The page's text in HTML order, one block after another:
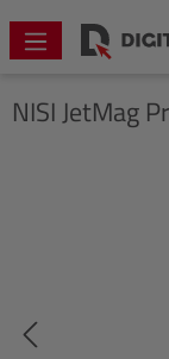
springen
NISIJetMag